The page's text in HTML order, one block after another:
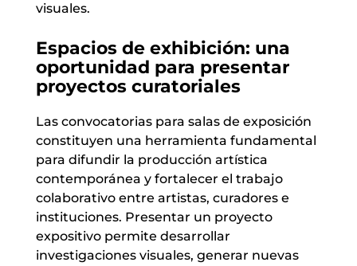
visuales.
Espacios de exhibición: una
oportunidad para presentar
proyectos curatoriales
Las convocatorias para salas de exposición
constituyen una herramienta fundamental
para difundir la producción artística
contemporánea y fortalecer el trabajo
colaborativo entre artistas, curadores e
instituciones. Presentar un proyecto
expositivo permite desarrollar
investigaciones visuales, generar nuevas